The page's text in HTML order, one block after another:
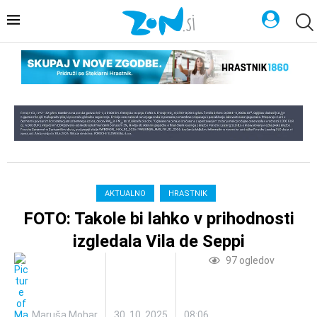
AKTUALNO HRASTNIK
FOTO: Takole bi lahko v prihodnosti
izgledala Vila de Seppi
97 ogledov